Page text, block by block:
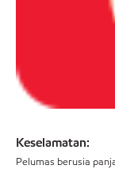
Keselamatan:
Pelumas berusia